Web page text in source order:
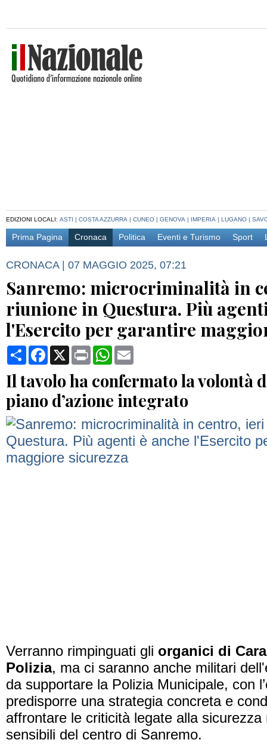
EDIZIONI LOCALI: ASTI | COSTA AZZURRA | CUNEO | GENOVA | IMPERIA | LUGANO |
Prima Pagina Cronaca Politica Eventi e Turismo Sport
CRONACA| 07 MAGGIO 2025, 07:21
Sanremo: microcriminalità in
riunione in Questura. Più
l'Esercito per garantire
CondividiFacebook
X Print WhatsApp
Il tavolo ha confermato la volontà
piano d’azione integrato
Verranno rimpinguati gli organici di
Polizia, ma ci saranno anche militari
da supportare la Polizia Municipale, con
predisporre una strategia concreta e
affrontare le criticità legate alla sicurezza
sensibili del centro di Sanremo.